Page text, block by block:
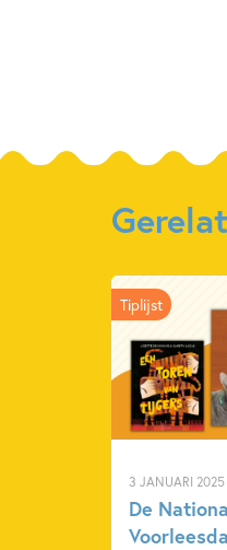
3 JANUARI 2025
De
Tiplijst